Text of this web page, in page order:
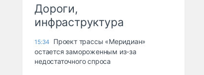
Дороги,
инфраструктура
15:34
Проект трассы «Меридиан»
остается замороженным из-за
недостаточного спроса